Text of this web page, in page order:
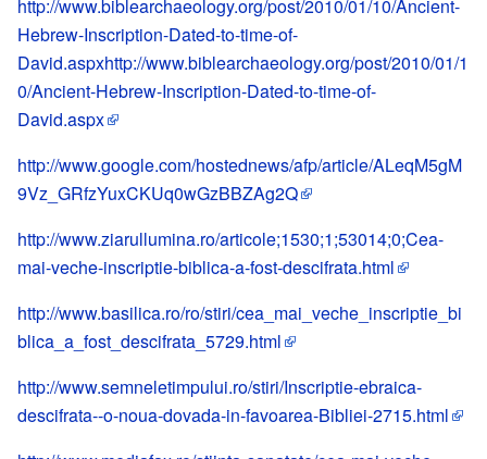
http://www.biblearchaeology.org/post/2010/01/10/Ancient-
Hebrew-Inscription-Dated-to-time-of-
David.aspxhttp://www.biblearchaeology.org/post/2010/01/1
0/Ancient-Hebrew-Inscription-Dated-to-time-of-
David.aspx
http://www.google.com/hostednews/afp/article/ALeqM5gM
9Vz_GRfzYuxCKUq0wGzBBZAg2Q
http://www.ziarullumina.ro/articole;1530;1;53014;0;Cea-
mai-veche-inscriptie-biblica-a-fost-descifrata.html
http://www.basilica.ro/ro/stiri/cea_mai_veche_inscriptie_bi
blica_a_fost_descifrata_5729.html
http://www.semneletimpului.ro/stiri/Inscriptie-ebraica-
descifrata--o-noua-dovada-in-favoarea-Bibliei-2715.html